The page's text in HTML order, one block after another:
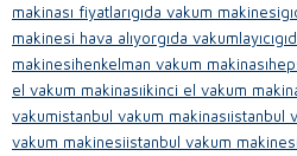
makinası fiyatlarıgıda vakum makinesi
makinesi hava alıyorgıda vakumlayıcı
makinesihenkelman vakum makinası
el vakum makinasıikinci el vakum
vakumistanbul vakum makinasıistanbul
vakum makinesiistanbul vakum